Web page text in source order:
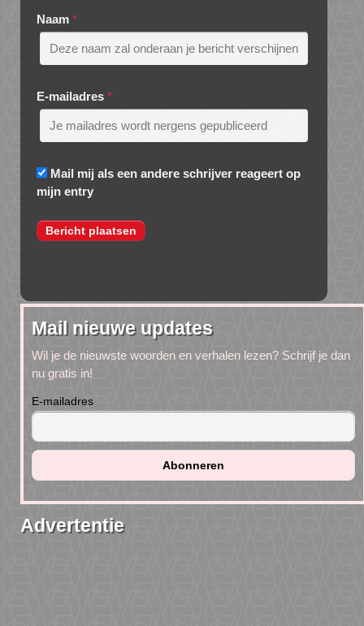
Naam *
E-mailadres *
Mail mij als een andere schrijver reageert op
mijn entry
Mail nieuwe updates
Wil je de nieuwste woorden en verhalen lezen? Schrijf je dan
nu gratis in!
E-mailadres
Advertentie